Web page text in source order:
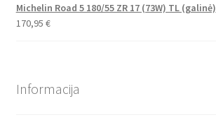
Michelin Road 5 180/55 ZR 17 (73W) TL (galinė)
170,95 €
Informacija